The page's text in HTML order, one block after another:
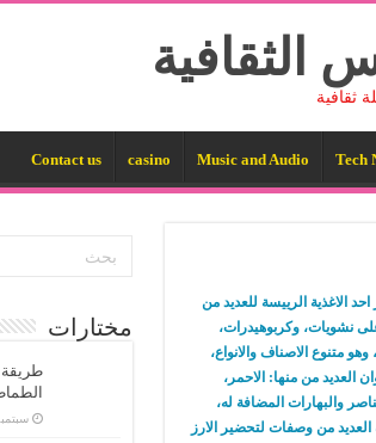
الثقافية
ثقافية
Tech
Music and Audio
casino
Contact us
احد الاغذية الرييسة للعديد من
على نشويات، وكربوهيدرات،
متنوع الاصناف والانواع،
العديد من منها: الاحمر،
والبهارات المضافة له،
من وصفات لتحضير الارز
مختارات
سبتمبر 25,